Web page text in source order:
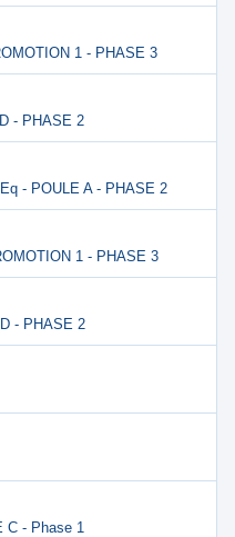
1 - PHASE 3
- PHASE 2
- POULE A - PHASE 2
1 - PHASE 3
- PHASE 2
C - Phase 1